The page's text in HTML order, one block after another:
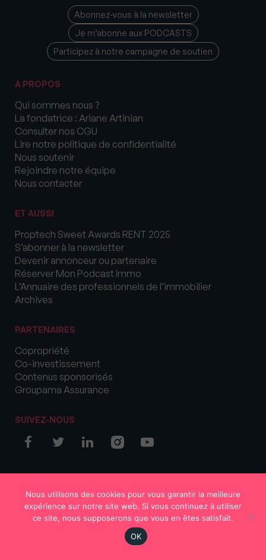
Abonnez-vous à la newsletter
Je m’abonne aux PODCASTS
Participez à notre campagne de soutien
A PROPOS
Qui sommes nous ?
La fondatrice : Ariane Artinian
Consulter nos CGU
Lire notre politique de confidentialité
Nous soutenir
Rejoindre notre équipe
Nous contacter
ET AUSSI
Proptech Sweet Awards RENT 2025
S’abonner à la newsletter
Devenir annonceur ou partenaire
Réserver Mon Podcast Immo
L’Annuaire des professionnels de l’immobilier
Archives
PARTENAIRES
Copropriété
Co-investissement
Contenus sponsorisés
Groupama Assurance
SUIVEZ-NOUS
© COPYRIGHT 2026 MySweetImmo
S'abonner
Nous utilisons des cookies pour vous garantir la meilleure
expérience sur notre site web. Si vous continuez à utiliser
ce site, nous supposerons que vous en êtes satisfait.
OK